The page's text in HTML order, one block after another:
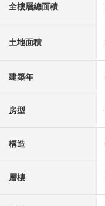
全樓層總面積
土地面積
建築年
房型
構造
層樓